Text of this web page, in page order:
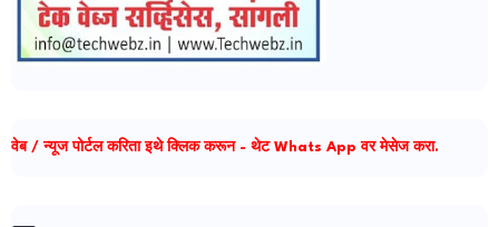
वेब / न्यूज पोर्टल करिता इथे क्लिक करून - थेट Whats App वर मेसेज करा.